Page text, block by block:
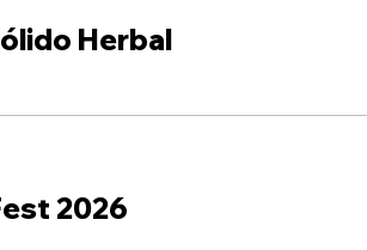
Herbal
2026